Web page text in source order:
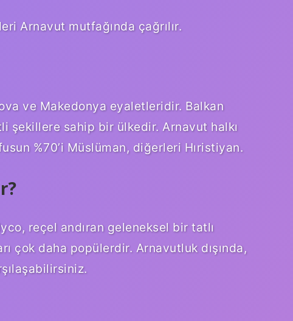
Arnavut mutfağında çağrılır.
ve Makedonya eyaletleridir. Balkan
şekillere sahip bir ülkedir. Arnavut halkı
%70’i Müslüman, diğerleri Hıristiyan.
reçel andıran geleneksel bir tatlı
çok daha popülerdir. Arnavutluk dışında,